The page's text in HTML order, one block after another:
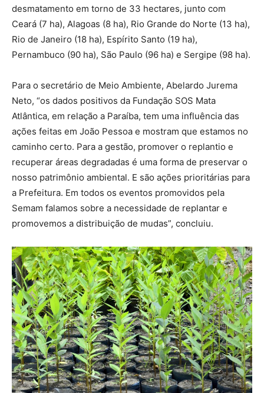
desmatamento em torno de 33 hectares, junto com
Ceará (7 ha), Alagoas (8 ha), Rio Grande do Norte (13 ha),
Rio de Janeiro (18 ha), Espírito Santo (19 ha),
Pernambuco (90 ha), São Paulo (96 ha) e Sergipe (98 ha).
Para o secretário de Meio Ambiente, Abelardo Jurema
Neto, “os dados positivos da Fundação SOS Mata
Atlântica, em relação a Paraíba, tem uma influência das
ações feitas em João Pessoa e mostram que estamos no
caminho certo. Para a gestão, promover o replantio e
recuperar áreas degradadas é uma forma de preservar o
nosso patrimônio ambiental. E são ações prioritárias para
a Prefeitura. Em todos os eventos promovidos pela
Semam falamos sobre a necessidade de replantar e
promovemos a distribuição de mudas”, concluiu.